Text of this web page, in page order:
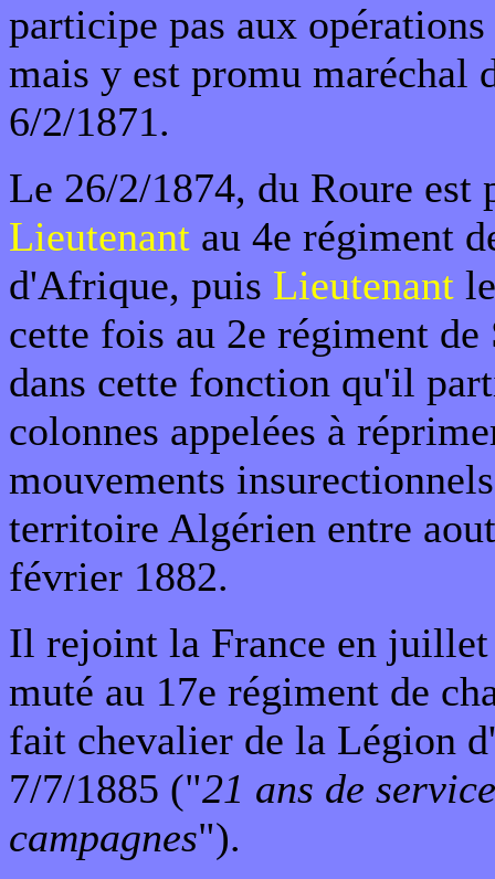
participe pas aux opérations
mais y est promu maréchal
6/2/1871.
Le 26/2/1874, du Roure est
Lieutenant au 4e régiment
d'Afrique, puis Lieutenant
cette fois au 2e régiment de
dans cette fonction qu'il
colonnes appelées à
mouvements
territoire Algérien entre
février 1882.
Il rejoint la France en juillet
muté au 17e régiment de
fait chevalier de la Légion
7/7/1885 ("21 ans de
campagnes").